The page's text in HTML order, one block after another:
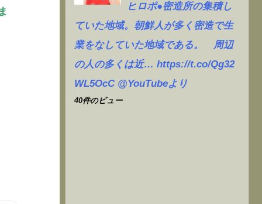
ヒロポ●密造所の集積し
ていた地域。朝鮮人が多く密造で生
業をなしていた地域である。 周辺
の人の多くは近… https://t.co/Qg32
WL5OcC @YouTubeより
40件のビュー